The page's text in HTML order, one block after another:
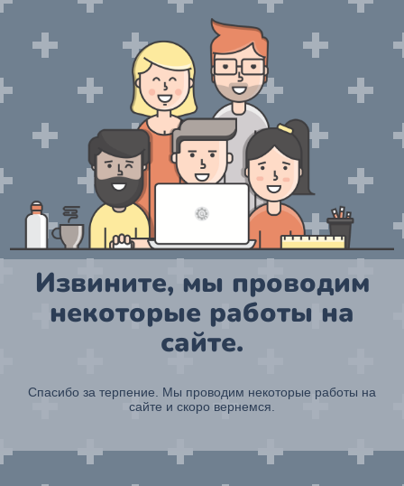
Извините, мы проводим
некоторые работы на
сайте.
Спасибо за терпение. Мы проводим некоторые работы на
сайте и скоро вернемся.